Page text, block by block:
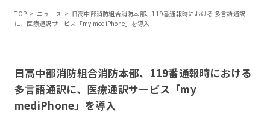
TOP > ニュース > 日高中部消防組合消防本部、119番通報時における 多言語通訳
に、医療通訳サービス「my mediPhone」を導入
日高中部消防組合消防本部、119番通報時における
多言語通訳に、医療通訳サービス「my
mediPhone」を導入